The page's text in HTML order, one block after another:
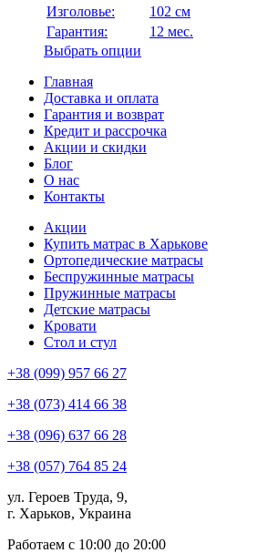
Изголовье:
102 см
Гарантия:
12 мес.
Выбрать опции
Главная
Доставка и оплата
Гарантия и возврат
Кредит и рассрочка
Акции и скидки
Блог
О нас
Контакты
Акции
Купить матрас в Харькове
Ортопедические матрасы
Беспружинные матрасы
Пружинные матрасы
Детские матрасы
Кровати
Стол и стул
+38 (099) 957 66 27
+38 (073) 414 66 38
+38 (096) 637 66 28
+38 (057) 764 85 24
ул. Героев Труда, 9,
г. Харьков, Украина
Работаем с 10:00 до 20:00